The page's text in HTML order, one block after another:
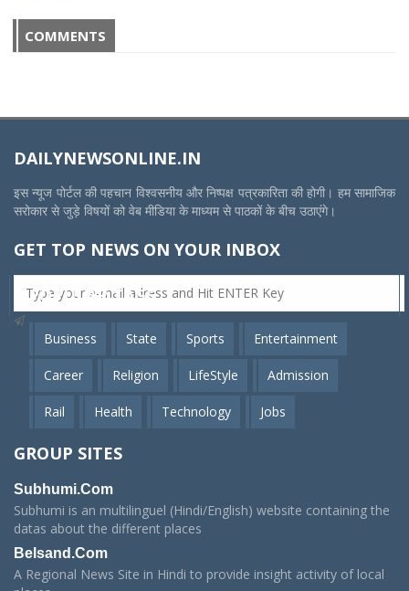
COMMENTS
DAILYNEWSONLINE.IN
इस न्यूज पोर्टल की पहचान विश्वसनीय और निष्पक्ष पत्रकारिता की होगी। हम सामाजिक
सरोकार से जुड़े विषयों को वेब मीडिया के माध्यम से पाठकों के बीच उठाएंगे।
GET TOP NEWS ON YOUR INBOX
POPULAR TAGS
Business State Sports Entertainment
Career Religion LifeStyle Admission
Rail Health Technology Jobs
GROUP SITES
Subhumi.Com
Subhumi is an multilinguel (Hindi/English) website containing the
datas about the different places
Belsand.Com
A Regional News Site in Hindi to provide insight activity of local